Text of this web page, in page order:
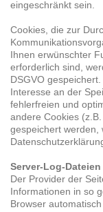
eingeschränkt sein.
Cookies, die zur
Ihnen erwünschter
erforderlich sind,
DSGVO
Interesse an der
fehlerfreien und
andere Cookies
gespeichert werden,
Server-Log-Dateien
Der Provider der
Informationen in so
Browser